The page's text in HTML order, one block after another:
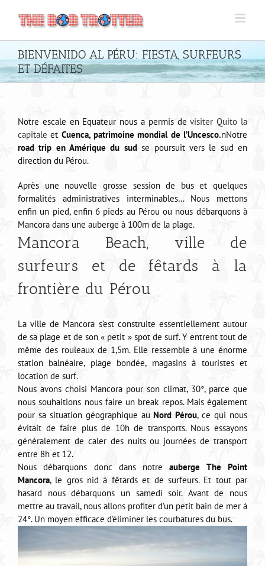
contenu
BIENVENIDO AL PÉRU: FIESTA, SURFEURS
ET DÉFAITES
Notre escale en Equateur nous a permis devisiter Quito la
capitale et Cuenca, patrimoine mondial de l’Uncesco.nNotre
road trip en Amérique du sudse poursuit vers le sud en
direction du Pérou.
Après une nouvelle grosse session de bus et quelques
formalités administratives interminables… Nous mettons
enfin un pied, enfin 6 pieds au Pérou ou nous débarquons à
Mancora dans une auberge à 100m de la plage.
Mancora Beach, ville de
surfeurs et de fêtards à la
frontière du Pérou
La ville de Mancora s’est construite essentiellement autour
de sa plage et de son « petit » spot de surf. Y entrent tout de
même des rouleaux de 1,5m. Elle ressemble à une énorme
station balnéaire, plage bondée, magasins à touristes et
location de surf.
Nous avons choisi Mancora pour son climat, 30°, parce que
nous souhaitions nous faire un break repos. Mais également
pour sa situation géographique auNord Pérou, ce qui nous
évitait de faire plus de 10h de transports. Nous essayons
généralement de caler des nuits ou journées de transport
entre 8h et 12.
Nous débarquons donc dans notreauberge The Point
Mancora, le gros nid à fêtards et de surfeurs. Et tout par
hasard nous débarquons un samedi soir. Avant de nous
mettre au travail, nous allons profiter d’un petit bain de mer à
24°. Un moyen efficace d’éliminer les courbatures du bus.